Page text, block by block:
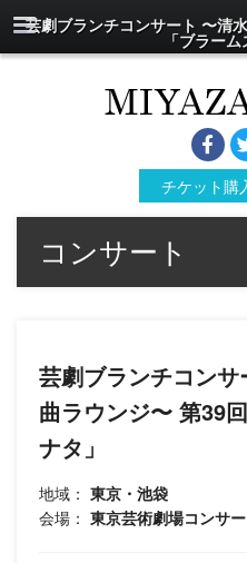
芸劇ブランチコンサート 〜清
「ブラー
チケット
コンサート
芸劇ブランチコン
曲ラウンジ〜 第39
ナタ」
地域： 東京・池袋
会場： 東京芸術劇場コンサ